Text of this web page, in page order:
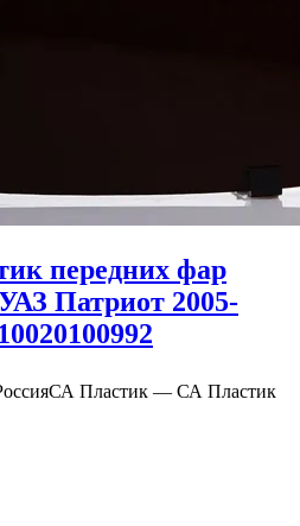
передних фар
Патриот 2005-
СА Пластик — СА Пластик